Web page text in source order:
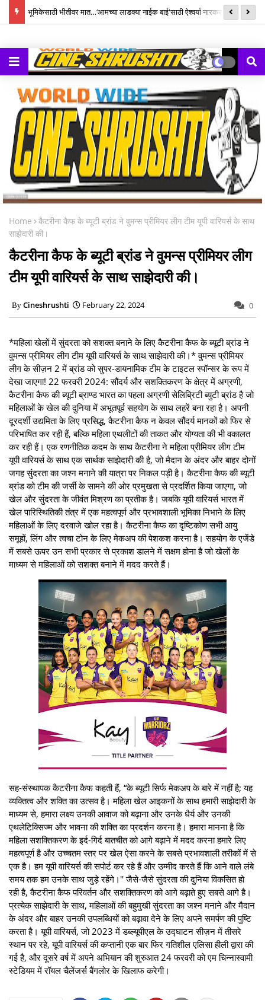
भूमिकेसाठी भीतीवर मात…‘आमच्या लाडक्या नाईक बाई'साठी ऐश्वर्या नारकर यांनी पुन्हा
Home
कैटरीना कैफ के ब्यूटी ब्रांड ने वुमन्स प्रीमियर लीग टीम यूपी वारियर्स के साथ
साझेदारी की।
कैटरीना कैफ के ब्यूटी ब्रांड ने वुमन्स प्रीमियर लीग
टीम यूपी वारियर्स के साथ साझेदारी की।
Cineshrushti February 22, 2024 0
*महिला खेलों में सुंदरता को सशक्त बनाने के लिए कैटरीना कैफ के ब्यूटी ब्रांड ने
वुमन्स प्रीमियर लीग टीम यूपी वारियर्स के साथ साझेदारी की।* वुमन्स प्रीमियर
लीग के सीज़न 2 में ब्रांड को सुपर-डायनामिक टीम के टाइटल स्पॉन्सर के रूप में
देखा जाएगा! 22 फरवरी 2024: सौंदर्य और सशक्तिकरण के क्षेत्र में अग्रणी,
कैटरीना कैफ की ब्यूटी ब्राण्ड भारत का पहला अग्रणी सेलिब्रिटी ब्युटी ब्रांड है जो
महिलाओं के खेल की दुनिया में अभूतपूर्व सहयोग के साथ लहरें बना रहा है। अपनी
दूरदर्शी उद्यमिता के लिए प्रसिद्ध, कैटरीना कैफ न केवल सौंदर्य मानकों को फिर से
परिभाषित कर रही हैं, बल्कि महिला एथलीटों की ताकत और योग्यता की भी वकालत
कर रही हैं। एक रणनीतिक कदम के साथ कैटरीना ने महिला प्रीमियर लीग टीम
यूपी वारियर्स के साथ एक सार्थक साझेदारी की है, जो मैदान के अंदर और बाहर दोनों
जगह सुंदरता का जश्न मनाने की यात्रा पर निकल पड़ी है। कैटरीना कैफ की ब्यूटी
ब्रांड को टीम की जर्सी के सामने की ओर प्रमुखता से प्रदर्शित किया जाएगा, जो
खेल और सुंदरता के जीवंत मिश्रण का प्रतीक है। जबकि यूपी वारियर्स भारत में
खेल पारिस्थितिकी तंत्र में एक महत्वपूर्ण और प्रभावशाली भूमिका निभाने के लिए
महिलाओं के लिए दरवाजे खोल रहा है। कैटरीना कैफ का दृष्टिकोण सभी आयु
समूहों, लिंग और त्वचा टोन के लिए मेकअप की पेशकश करना है। सहयोग के एजेंडे
में सबसे ऊपर उन सभी प्रकार से प्रकाश डालने में सक्षम होना है जो खेलों के
माध्यम से महिलाओं को सशक्त बनाने में मदद करते हैं।
सह-संस्थापक कैटरीना कैफ कहती हैं, “के ब्यूटी सिर्फ मेकअप के बारे में नहीं है; यह
व्यक्तित्व और शक्ति का उत्सव है। महिला खेल आइकनों के साथ हमारी साझेदारी के
माध्यम से, हमारा लक्ष्य उनकी आवाज को बढ़ाना और उनके धैर्य और उनकी
एथलेटिक्सिज्म और भावना की शक्ति का प्रदर्शन करना है। हमारा मानना ​​है कि
महिला सशक्तिकरण के इर्द-गिर्द बातचीत को आगे बढ़ाने में मदद करना हमारे लिए
महत्वपूर्ण है और उच्चतम स्तर पर खेल ऐसा करने के सबसे प्रभावशाली तरीकों में से
एक है। हम यूपी वारियर्स की सपोर्ट कर रहे हैं और उम्मीद करते हैं कि आने वाले लंबे
समय तक हम उनके साथ जुड़े रहेंगे।'' जैसे-जैसे सुंदरता की दुनिया विकसित हो
रही है, कैटरीना कैफ परिवर्तन और सशक्तिकरण को आगे बढ़ाते हुए सबसे आगे है।
प्रत्येक साझेदारी के साथ, महिलाओं की बहुमुखी सुंदरता का जश्न मनाने और मैदान
के अंदर और बाहर उनकी उपलब्धियों को बढ़ावा देने के लिए अपने समर्पण की पुष्टि
करता है। यूपी वारियर्स, जो 2023 में डब्ल्यूपीएल के उद्घाटन सीज़न में तीसरे
स्थान पर रहे, यूपी वारियर्स की कप्तानी एक बार फिर गतिशील एलिसा हीली द्वारा की
गई है, और दूसरे वर्ष में अपने अभियान की शुरुआत 24 फरवरी को एम चिन्नास्वामी
स्टेडियम में रॉयल चैलेंजर्स बैंगलोर के खिलाफ करेगी।